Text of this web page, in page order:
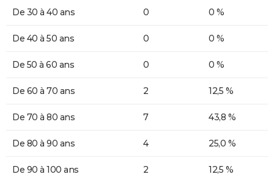
De 30 à 40 ans 0 0 %
De 40 à 50 ans 0 0 %
De 50 à 60 ans 0 0 %
De 60 à 70 ans 2 12,5 %
De 70 à 80 ans 7 43,8 %
De 80 à 90 ans 4 25,0 %
De 90 à 100 ans 2 12,5 %